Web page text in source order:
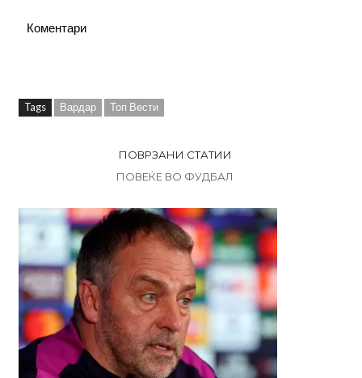
Коментари
Tags Вардар Топ Вести
ПОВРЗАНИ СТАТИИ
ПОВЕЌЕ ВО ФУДБАЛ